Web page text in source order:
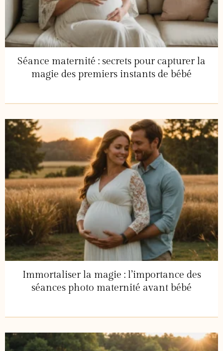
Séance maternité : secrets pour capturer la
magie des premiers instants de bébé
Immortaliser la magie : l’importance des
séances photo maternité avant bébé